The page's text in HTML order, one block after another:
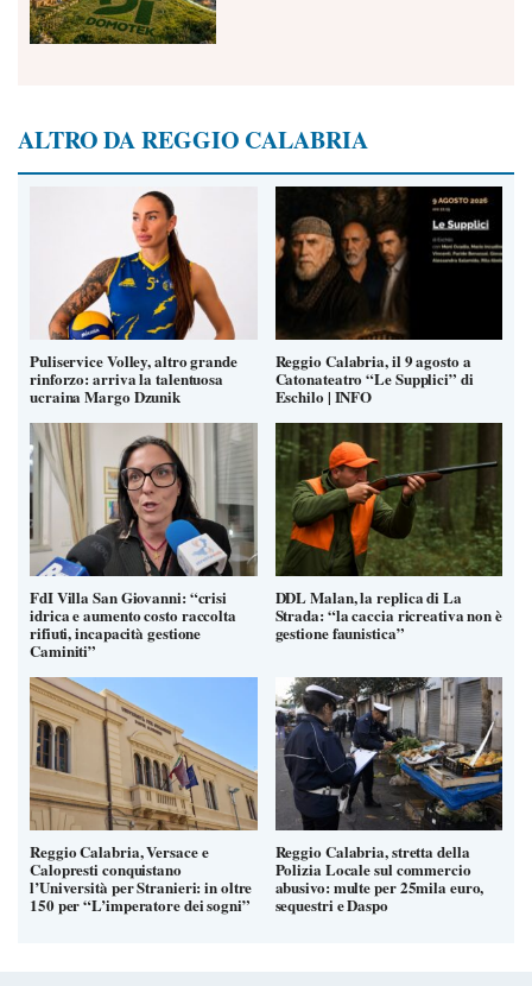
ALTRO DA REGGIO CALABRIA
Puliservice Volley, altro grande
rinforzo: arriva la talentuosa
ucraina Margo Dzunik
Reggio Calabria, il 9 agosto a
Catonateatro “Le Supplici” di
Eschilo | INFO
FdI Villa San Giovanni: “crisi
idrica e aumento costo raccolta
rifiuti, incapacità gestione
Caminiti”
DDL Malan, la replica di La
Strada: “la caccia ricreativa non è
gestione faunistica”
Reggio Calabria, Versace e
Calopresti conquistano
l’Università per Stranieri: in oltre
150 per “L’imperatore dei sogni”
Reggio Calabria, stretta della
Polizia Locale sul commercio
abusivo: multe per 25mila euro,
sequestri e Daspo